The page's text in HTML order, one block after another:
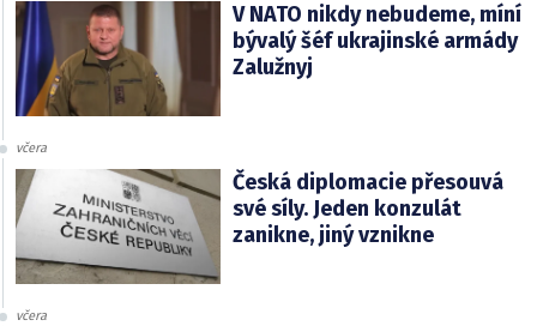
V NATO nikdy nebudeme, míní
bývalý šéf ukrajinské armády
Zalužnyj
včera
Česká diplomacie přesouvá
své síly. Jeden konzulát
zanikne, jiný vznikne
včera